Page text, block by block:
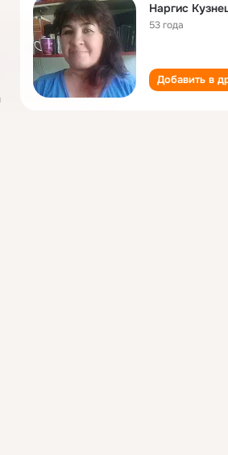
Наргис
53 года
Добавить в